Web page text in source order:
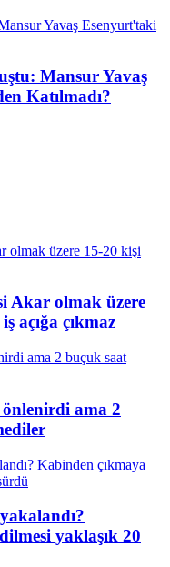
Mansur Yavaş
Katılmadı?
Akar olmak üzere
açığa çıkmaz
ama 2
yaklaşık 20